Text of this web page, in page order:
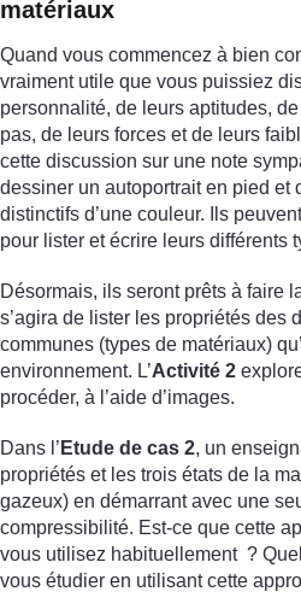
matériaux
Quand vous commencez à bien
vraiment utile que vous puissiez
personnalité, de leurs aptitudes,
pas, de leurs forces et de leurs
cette discussion sur une note
dessiner un autoportrait en pied et
distinctifs d’une couleur. Ils
pour lister et écrire leurs différents
Désormais, ils seront prêts à faire
s’agira de lister les propriétés des
communes (types de matériaux)
environnement. L’Activité 2
procéder, à l’aide d’images.
Dans l’ Etude de cas 2, un
propriétés et les trois états de la
gazeux) en démarrant avec une
compressibilité. Est-ce que cette
vous utilisez habituellement ?
vous étudier en utilisant cette